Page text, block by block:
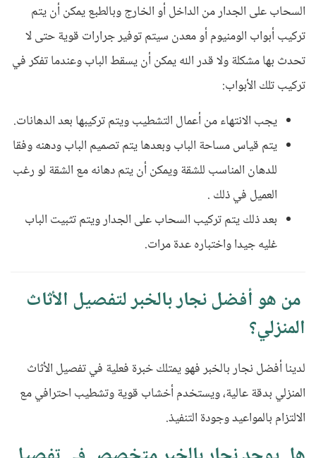
السحاب على الجدار من الداخل أو الخارج وبالطبع يمكن أن يتم
تركيب أبواب الومنيوم أو معدن سيتم توفير جرارات قوية حتى لا
تحدث بها مشكلة ولا قدر الله يمكن أن يسقط الباب وعندما تفكر في
تركيب تلك الأبواب:
يجب الانتهاء من أعمال التشطيب ويتم تركيبها بعد الدهانات.
يتم قياس مساحة الباب وبعدها يتم تصميم الباب ودهنه وفقا
للدهان المناسب للشقة ويمكن أن يتم دهانه مع الشقة لو رغب
العميل في ذلك .
بعد ذلك يتم تركيب السحاب على الجدار ويتم تثبيت الباب
غليه جيدا واختباره عدة مرات.
من هو أفضل نجار بالخبر لتفصيل الأثاث
المنزلي؟
لدينا أفضل نجار بالخبر فهو يمتلك خبرة فعلية في تفصيل الأثاث
المنزلي بدقة عالية، ويستخدم أخشاب قوية وتشطيب احترافي مع
الالتزام بالمواعيد وجودة التنفيذ.